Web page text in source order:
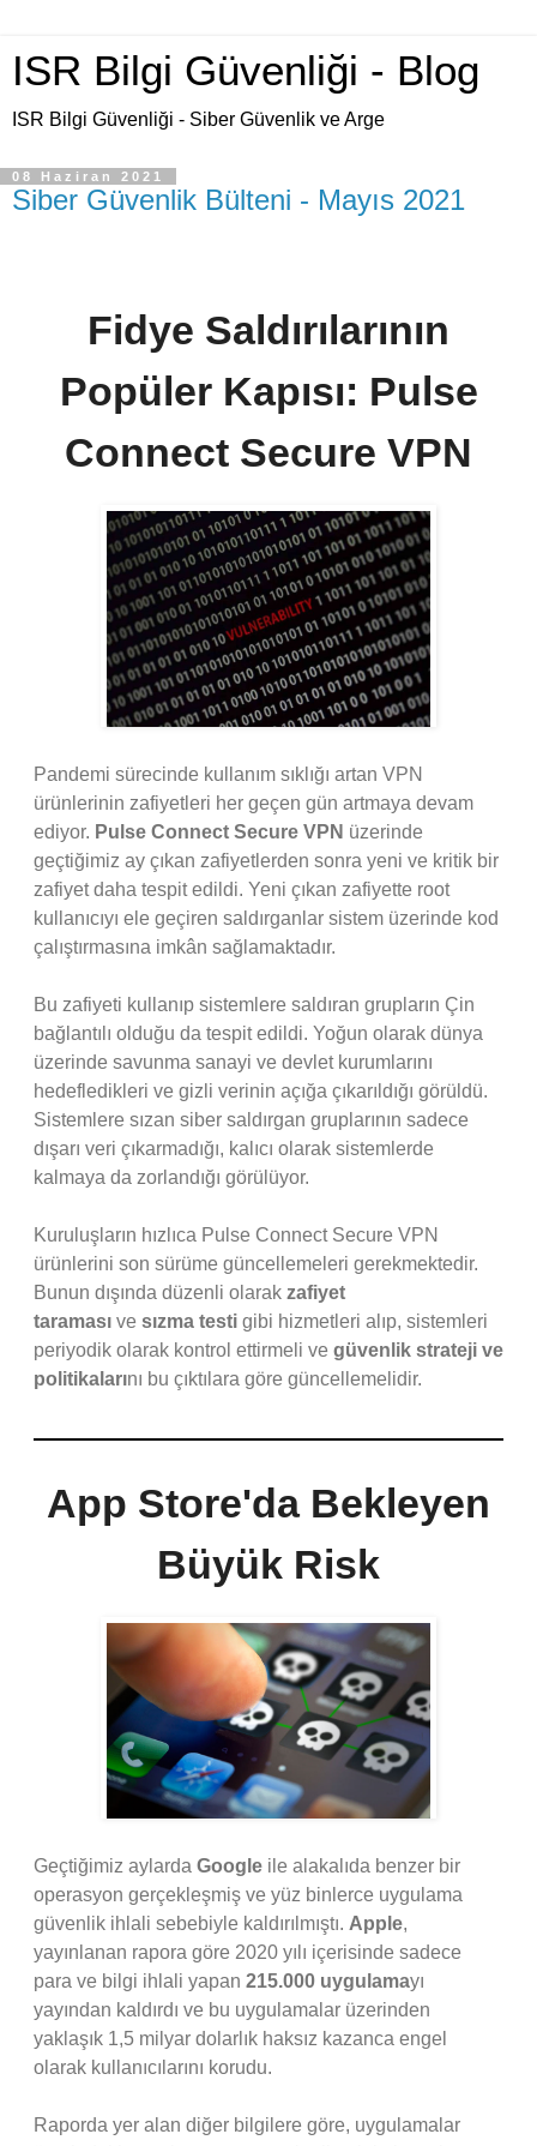
ISR Bilgi Güvenliği - Blog
ISR Bilgi Güvenliği - Siber Güvenlik ve Arge
08 Haziran 2021
Siber Güvenlik Bülteni - Mayıs 2021
Fidye Saldırılarının
Popüler Kapısı: Pulse
Connect Secure VPN
Pandemi sürecinde kullanım sıklığı artan VPN
ürünlerinin zafiyetleri her geçen gün artmaya devam
ediyor. Pulse Connect Secure VPN üzerinde
geçtiğimiz ay çıkan zafiyetlerden sonra yeni ve kritik bir
zafiyet daha tespit edildi. Yeni çıkan zafiyette root
kullanıcıyı ele geçiren saldırganlar sistem üzerinde kod
çalıştırmasına imkân sağlamaktadır.
Bu zafiyeti kullanıp sistemlere saldıran grupların Çin
bağlantılı olduğu da tespit edildi. Yoğun olarak dünya
üzerinde savunma sanayi ve devlet kurumlarını
hedefledikleri ve gizli verinin açığa çıkarıldığı görüldü.
Sistemlere sızan siber saldırgan gruplarının sadece
dışarı veri çıkarmadığı, kalıcı olarak sistemlerde
kalmaya da zorlandığı görülüyor.
Kuruluşların hızlıca Pulse Connect Secure VPN
ürünlerini son sürüme güncellemeleri gerekmektedir.
Bunun dışında düzenli olarak zafiyet
taraması ve sızma testi gibi hizmetleri alıp, sistemleri
periyodik olarak kontrol ettirmeli ve güvenlik strateji ve
politikalarını bu çıktılara göre güncellemelidir.
App Store'da Bekleyen
Büyük Risk
Geçtiğimiz aylarda Google ile alakalıda benzer bir
operasyon gerçekleşmiş ve yüz binlerce uygulama
güvenlik ihlali sebebiyle kaldırılmıştı. Apple,
yayınlanan rapora göre 2020 yılı içerisinde sadece
para ve bilgi ihlali yapan 215.000 uygulamayı
yayından kaldırdı ve bu uygulamalar üzerinden
yaklaşık 1,5 milyar dolarlık haksız kazanca engel
olarak kullanıcılarını korudu.
Raporda yer alan diğer bilgilere göre, uygulamalar